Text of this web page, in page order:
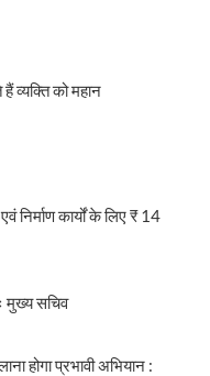
व्यक्ति को महान
निर्माण कार्यों के लिए ₹ 14
मुख्य सचिव
होगा प्रभावी अभियान :